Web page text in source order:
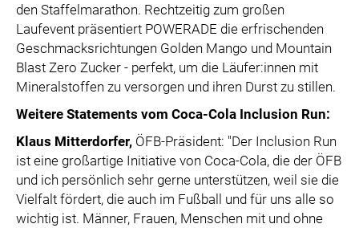
den Staffelmarathon. Rechtzeitig zum großen
Laufevent präsentiert POWERADE die erfrischenden
Geschmacksrichtungen Golden Mango und Mountain
Blast Zero Zucker - perfekt, um die Läufer:innen mit
Mineralstoffen zu versorgen und ihren Durst zu stillen.
Weitere Statements vom Coca-Cola Inclusion Run:
Klaus Mitterdorfer, ÖFB-Präsident: "Der Inclusion Run
ist eine großartige Initiative von Coca-Cola, die der ÖFB
und ich persönlich sehr gerne unterstützen, weil sie die
Vielfalt fördert, die auch im Fußball und für uns alle so
wichtig ist. Männer, Frauen, Menschen mit und ohne